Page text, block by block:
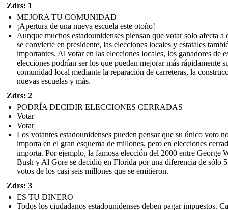
Zdrs: 1
MEJORA TU COMUNIDAD
¡Apertura de una nueva escuela este otoño!
Aunque muchos estadounidenses piensan que votar solo afecta a
se convierte en presidente, las elecciones locales y estatales
importantes. Al votar en las elecciones locales, los ganadores de
elecciones podrían ser los que puedan mejorar más rápidamente
comunidad local mediante la reparación de carreteras, la
nuevas escuelas y más.
Zdrs: 2
PODRÍA DECIDIR ELECCIONES CERRADAS
Votar
Votar
Los votantes estadounidenses pueden pensar que su único voto
importa en el gran esquema de millones, pero en elecciones
importa. Por ejemplo, la famosa elección del 2000 entre George
Bush y Al Gore se decidió en Florida por una diferencia de sólo
votos de los casi seis millones que se emitieron.
Zdrs: 3
ES TU DINERO
Todos los ciudadanos estadounidenses deben pagar impuestos.